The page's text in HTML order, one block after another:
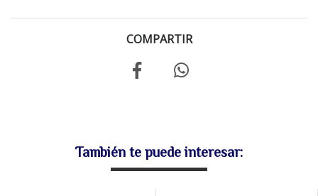
COMPARTIR
También te puede interesar: